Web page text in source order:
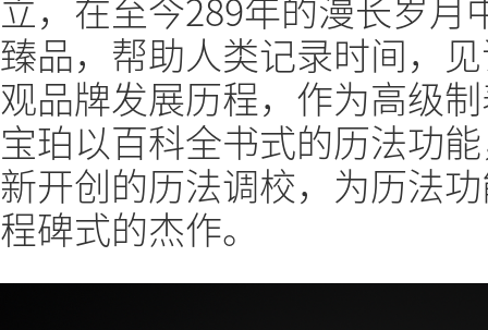
臻品，帮助人类记录时间，
观品牌发展历程，作为高级
宝珀以百科全书式的历法功
新开创的历法调校，为历法
程碑式的杰作。